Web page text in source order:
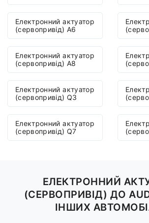
Електронний актуатор
(сервопривід) A6
Електронний актуатор
(сервопривід) A8
Електронний актуатор
(сервопривід) Q3
Електронний актуатор
(сервопривід) Q7
ЕЛЕКТРОННИЙ
(СЕРВОПРИВІД) ДО
ІНШИХ